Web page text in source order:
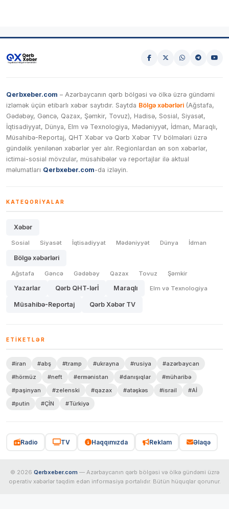
Qerbxeber.com – Azərbaycanın qərb bölgəsi və ölkə üzrə gündəmi
izləmək üçün etibarlı xəbər saytıdır. Saytda Bölgə xəbərləri (Ağstafa,
Gədəbəy, Gəncə, Qazax, Şəmkir, Tovuz), Hadisə, Sosial, Siyasət,
İqtisadiyyat, Dünya, Elm və Texnologiya, Mədəniyyət, İdman, Maraqlı,
Müsahibə-Reportaj, QHT Xəbər və Qərb Xəbər TV bölmələri üzrə
gündəlik yenilənən xəbərlər yer alır. Regionlardan ən son xəbərlər,
ictimai-sosial mövzular, müsahibələr və reportajlar ilə aktual
məlumatları Qerbxeber.com-da izləyin.
KATEQORIYALAR
Xəbər
Sosial Siyasət İqtisadiyyat Mədəniyyət Dünya İdman
Bölgə xəbərləri
Ağstafa Gəncə Gədəbəy Qazax Tovuz Şəmkir
Yazarlar Qərb QHT-lərİ Maraqlı Elm və Texnologiya
Müsahibə-Reportaj Qərb Xəbər TV
ETIKETLƏR
#iran #abş #tramp #ukrayna #rusiya
#azərbaycan
#hörmüz
#neft #ermənistan #danışıqlar
#müharibə
#paşinyan
#zelenski #qazax #atəşkəs #israil
#Aİ
#putin
#ÇİN #Türkiyə
Radio TV Haqqımızda Reklam Əlaqə
© 2026 Qerbxeber.com — Azərbaycanın qərb bölgəsi və ölkə gündəmi üzrə
operativ xəbərlər təqdim edən informasiya portalıdır. Bütün hüquqlar qorunur.